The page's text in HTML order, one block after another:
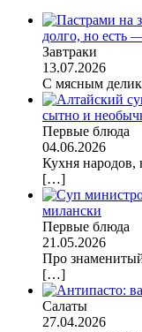
долго, но есть
Завтраки
13.07.2026
С мясным
сытно и
Первые блюда
04.06.2026
Кухня
[…]
милански
Первые блюда
21.05.2026
Про
[…]
Салаты
27.04.2026